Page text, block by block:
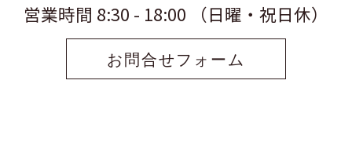
営業時間 8:30 - 18:00 （日曜・祝日休）
お問合せフォーム